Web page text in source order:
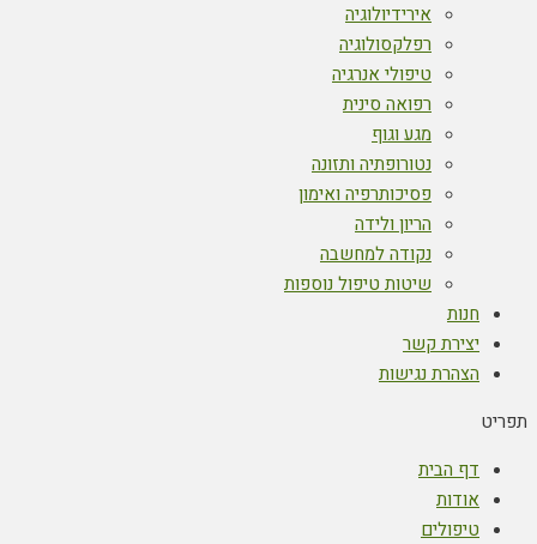
אירידיולוגיה
רפלקסולוגיה
טיפולי אנרגיה
רפואה סינית
מגע וגוף
נטורופתיה ותזונה
פסיכותרפיה ואימון
הריון ולידה
נקודה למחשבה
שיטות טיפול נוספות
חנות
יצירת קשר
הצהרת נגישות
תפריט
דף הבית
אודות
טיפולים